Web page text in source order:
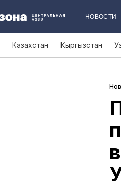
НОВОСТИ
Казахстан Кыргызстан